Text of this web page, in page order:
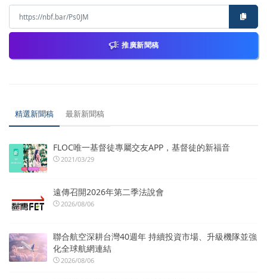
推廣新聞稿
精選新聞稿 最新新聞稿
FLOC唯一基督徒專屬交友APP，基督徒的新福音
2021/03/29
遠傳召開2026年第二季法說會
2026/08/06
聯合航空深耕台灣40週年 持續投資市場、升級機隊並強
化全球航網連結
2026/08/06